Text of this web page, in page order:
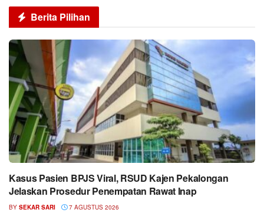
Berita Pilihan
Kasus Pasien BPJS Viral, RSUD Kajen Pekalongan
Jelaskan Prosedur Penempatan Rawat Inap
BY SEKAR SARI 7 AGUSTUS 2026